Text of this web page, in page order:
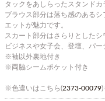
タックをあしらったスタンドカ
ブラウス部分は落ち感のある
エットが魅力です。
スカート部分はさらりとした
ビジネスや女子会、登壇、パー
※袖以外裏地付き
※両脇シームポケット付き
※色違いはこちら(2373-00079)